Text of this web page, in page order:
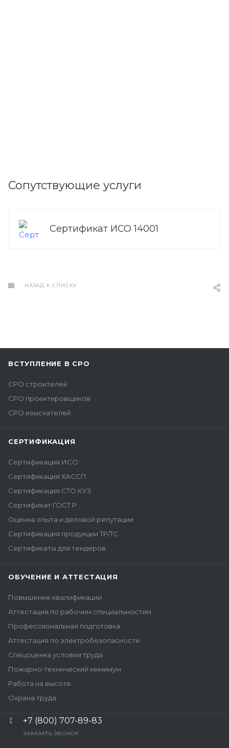
Сопутствующие услуги
Сертификат ИСО 14001
НАЗАД К СПИСКУ
ВСТУПЛЕНИЕ В СРО
СРО строителей
СРО проектировщиков
СРО изыскателей
СЕРТИФИКАЦИЯ
Сертификация ИСО
Сертификация ХАССП
Сертификация СТО КУЗ
Сертификат ГОСТ Р
Оценка опыта и деловой репутации
Сертификация продукции ТР/ТС
Сертификаты для тендеров
ОБУЧЕНИЕ И АТТЕСТАЦИЯ
Повышение квалификации
Аттестация по рабочим специальностям
Профессиональная подготовка
Аттестация по электробезопасности
Спецоценка условия труда
Пожарно-технический минимум
Работа на высоте
Охрана труда
+7 (800) 707-89-83
ЗАКАЗАТЬ ЗВОНОК